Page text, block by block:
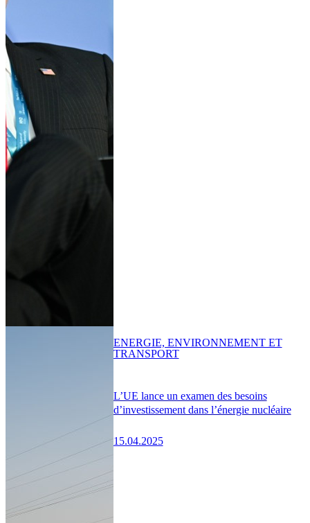
L’UE lance un examen des besoins
d’investissement dans l’énergie nucléaire
15.04.2025
ENERGIE, ENVIRONNEMENT ET
TRANSPORT